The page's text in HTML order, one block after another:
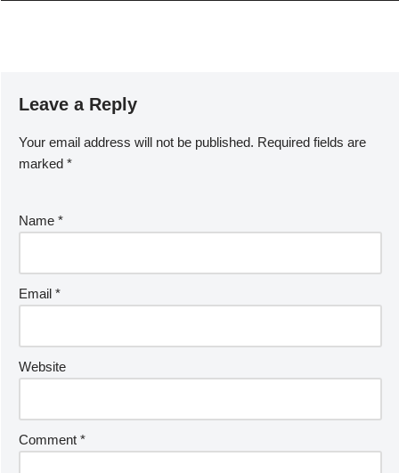
Leave a Reply
Your email address will not be published. Required fields are
marked *
Name *
Email *
Website
Comment *